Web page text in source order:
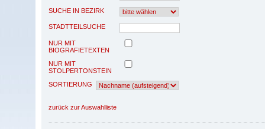
SUCHE IN BEZIRK
STADTTEILSUCHE
NUR MIT
BIOGRAFIETEXTEN
NUR MIT
STOLPERTONSTEIN
SORTIERUNG
zurück zur Auswahlliste